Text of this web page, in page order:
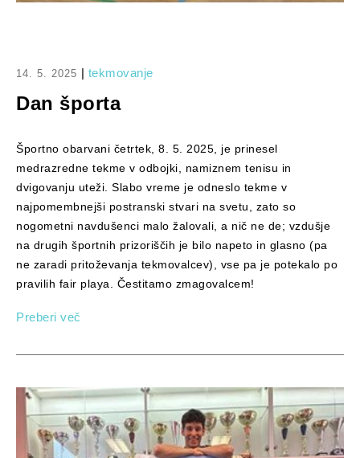
14. 5. 2025 | tekmovanje
Dan športa
Športno obarvani četrtek, 8. 5. 2025, je prinesel
medrazredne tekme v odbojki, namiznem tenisu in
dvigovanju uteži. Slabo vreme je odneslo tekme v
najpomembnejši postranski stvari na svetu, zato so
nogometni navdušenci malo žalovali, a nič ne de; vzdušje
na drugih športnih prizoriščih je bilo napeto in glasno (pa
ne zaradi pritoževanja tekmovalcev), vse pa je potekalo po
pravilih fair playa. Čestitamo zmagovalcem!
Preberi več